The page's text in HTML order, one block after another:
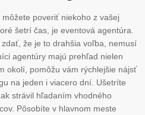
poveriť niekoho z vašej
šetrí čas, je eventová agentúra.
že je to drahšia voľba, nemusí
agentúry majú prehľad nielen
okolí, pomôžu vám rýchlejšie nájsť
na jeden i viacero dní. Ušetríte
strávil hľadaním vhodného
Pôsobíte v hlavnom meste